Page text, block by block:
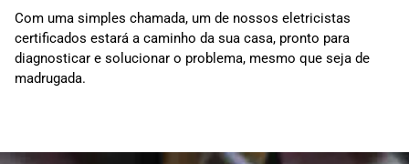
Com uma simples chamada, um de nossos eletricistas
certificados estará a caminho da sua casa, pronto para
diagnosticar e solucionar o problema, mesmo que seja de
madrugada.